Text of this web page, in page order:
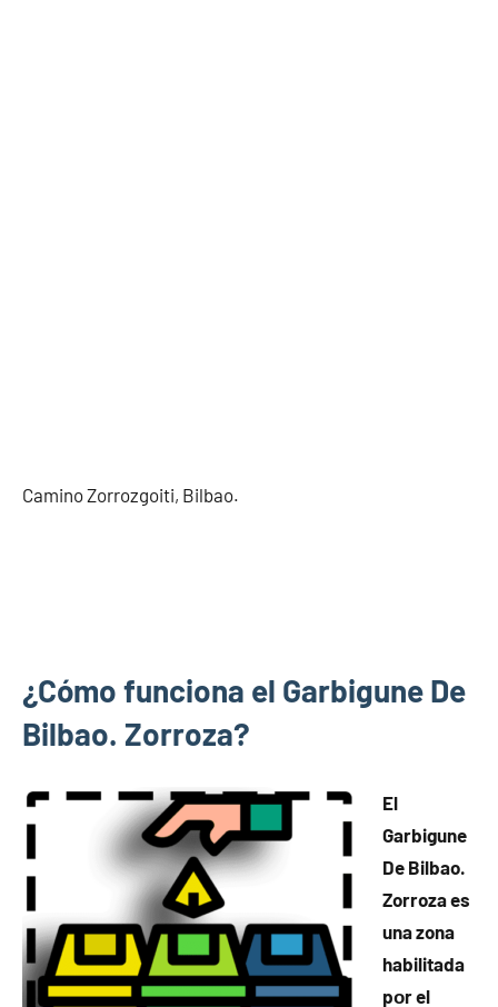
Camino Zorrozgoiti, Bilbao.
¿Cómo funciona el Garbigune De
Bilbao. Zorroza?
El
Garbigune
De Bilbao.
Zorroza es
una zona
habilitada
pοr el